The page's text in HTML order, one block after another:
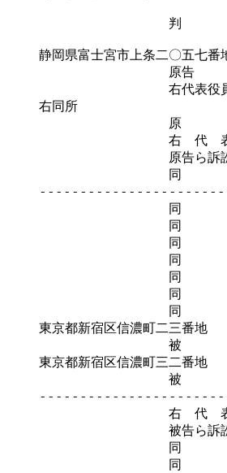
判　　　　
静岡県富士宮市上条二〇五七番
原告　　　　　
右代表役員　　
右同所
原　　　　　　　　
右　代　表　役　員
原告ら訴訟代理人弁
同　　　　　　　　
同　　　　　　　　
同　　　　　　　　
同　　　　　　　　
同　　　　　　　　
同　　　　　　　　
同　　　　　　　　
同　　　　　　　　
東京都新宿区信濃町二三番地
被　　　　　　　　
東京都新宿区信濃町三二番地
被　　　　　　　　
右　代　表　役　員
被告ら訴訟代理人弁
同　　　　　　　　
同　　　　　　　　